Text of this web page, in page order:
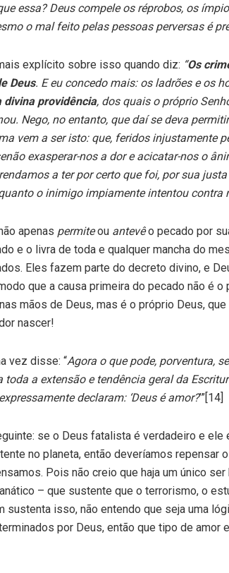
essa? Deus compele os réprobos, os
o mal feito pelas pessoas perversas é
explícito sobre isso quando diz: “Os
Deus. E eu concedo mais: os ladrões e os
divina providência, dos quais o próprio
Nego, no entanto, que daí se deva
vem a ser isto: que, feridos injustamente
exasperar-nos a dor e acicatar-nos o
a ter por certo que foi, por sua
o inimigo impiamente intentou contra
apenas permiteou antevêo pecado por
e o livra de toda e qualquer mancha do
Eles fazem parte do decreto divino, e
que a causa primeira do pecado não é
nas mãos de Deus, mas é o próprio Deus,
nascer!
vez disse: “Agora o que pode, porventura,
toda a extensão e tendência geral da
declaram: ‘Deus é amor?’”[14]
se o Deus fatalista é verdadeiro e
no planeta, então deveríamos repensar
Pois não creio que haja um único
– que sustente que o terrorismo, o
sustenta isso, não entendo que seja uma
por Deus, então que tipo de amor